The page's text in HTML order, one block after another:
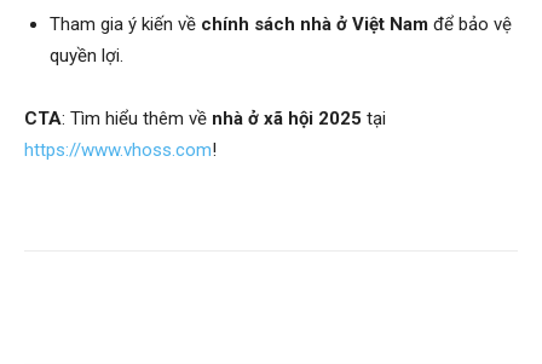
Tham gia ý kiến về chính sách nhà ở Việt Nam để bảo vệ
quyền lợi.
CTA: Tìm hiểu thêm về nhà ở xã hội 2025 tại
https://www.vhoss.com!